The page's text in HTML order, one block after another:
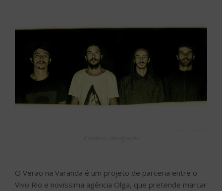
O Verão na Varanda é um projeto de parceria entre o
Vivo Rio e novíssima agência Olga, que pretende marcar